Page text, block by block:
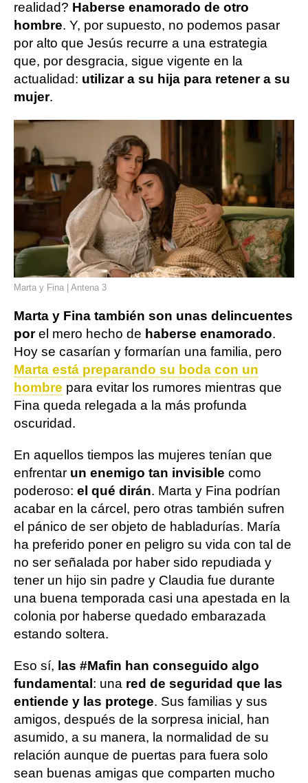
realidad? Haberse enamorado de otro
hombre. Y, por supuesto, no podemos pasar
por alto que Jesús recurre a una estrategia
que, por desgracia, sigue vigente en la
actualidad: utilizar a su hija para retener a su
mujer.
Marta y Fina | Antena 3
Marta y Fina también son unas delincuentes
porel mero hecho de haberse enamorado.
Hoy se casarían y formarían una familia, pero
Marta está preparando su boda con un
hombre para evitar los rumores mientras que
Fina queda relegada a la más profunda
oscuridad.
En aquellos tiempos las mujeres tenían que
enfrentar un enemigo tan invisible como
poderoso: el qué dirán. Marta y Fina podrían
acabar en la cárcel, pero otras también sufren
el pánico de ser objeto de habladurías. María
ha preferido poner en peligro su vida con tal de
no ser señalada por haber sido repudiada y
tener un hijo sin padre y Claudia fue durante
una buena temporada casi una apestada en la
colonia por haberse quedado embarazada
estando soltera.
Eso sí, las #Mafin han conseguido algo
fundamental : una red de seguridad que las
entiende y las protege. Sus familias y sus
amigos, después de la sorpresa inicial, han
asumido, a su manera, la normalidad de su
relación aunque de puertas para fuera solo
sean buenas amigas que comparten mucho